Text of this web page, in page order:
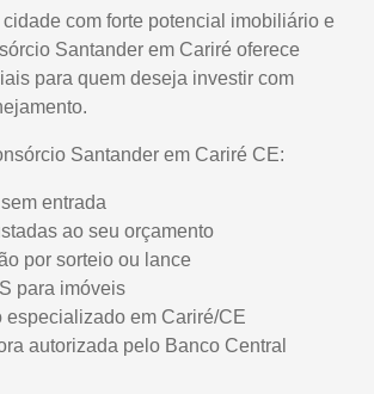
com forte potencial imobiliário e
Santander em Cariré oferece
para quem deseja investir com
Santander em Cariré CE:
entrada
ao seu orçamento
por sorteio ou lance
para imóveis
especializado em Cariré/CE
autorizada pelo Banco Central